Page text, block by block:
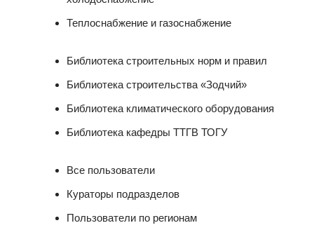
Теплоснабжение и газоснабжение
Библиотека строительных норм и правил
Библиотека строительства «Зодчий»
Библиотека климатического оборудования
Библиотека кафедры ТТГВ ТОГУ
Все пользователи
Кураторы подразделов
Пользователи по регионам